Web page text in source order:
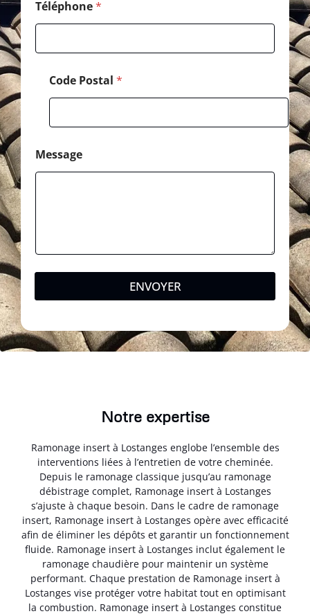
Téléphone*
Code Postal *
Message
ENVOYER
Notre expertise
Ramonage insert à Lostanges englobe l’ensemble des
interventions liées à l’entretien de votre cheminée.
Depuis le ramonage classique jusqu’au ramonage
débistrage complet, Ramonage insert à Lostanges
s’ajuste à chaque besoin. Dans le cadre de ramonage
insert, Ramonage insert à Lostanges opère avec efficacité
afin de éliminer les dépôts et garantir un fonctionnement
fluide. Ramonage insert à Lostanges inclut également le
ramonage chaudière pour maintenir un système
performant. Chaque prestation de Ramonage insert à
Lostanges vise protéger votre habitat tout en optimisant
la combustion. Ramonage insert à Lostanges constitue